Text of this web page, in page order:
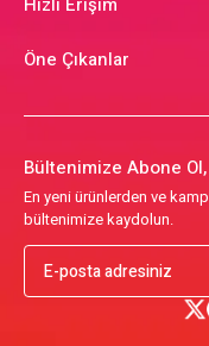
Öne Çıkanlar
Bültenimize Abone Ol,
En yeni ürünlerden ve
bültenimize kaydolun.